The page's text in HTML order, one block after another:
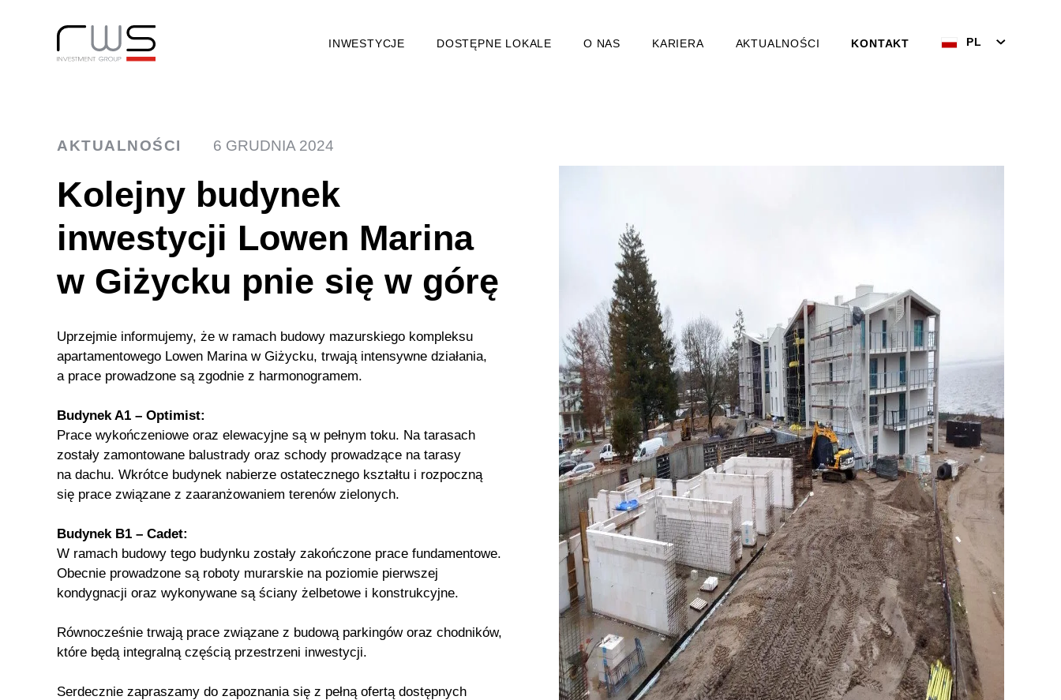
INWESTYCJE DOSTĘPNE LOKALE O NAS KARIERA AKTUALNOŚCI KONTAKT PL
AKTUALNOŚCI 6 GRUDNIA 2024
Kolejny budynek
inwestycji Lowen Marina
w Giżycku pnie się w górę
Uprzejmie informujemy, że w ramach budowy mazurskiego kompleksu
apartamentowego Lowen Marina w Giżycku, trwają intensywne działania,
a prace prowadzone są zgodnie z harmonogramem.
Budynek A1 – Optimist:
Prace wykończeniowe oraz elewacyjne są w pełnym toku. Na tarasach
zostały zamontowane balustrady oraz schody prowadzące na tarasy
na dachu. Wkrótce budynek nabierze ostatecznego kształtu i rozpoczną
się prace związane z zaaranżowaniem terenów zielonych.
Budynek B1 – Cadet:
W ramach budowy tego budynku zostały zakończone prace fundamentowe.
Obecnie prowadzone są roboty murarskie na poziomie pierwszej
kondygnacji oraz wykonywane są ściany żelbetowe i konstrukcyjne.
Równocześnie trwają prace związane z budową parkingów oraz chodników,
które będą integralną częścią przestrzeni inwestycji.
Serdecznie zapraszamy do zapoznania się z pełną ofertą dostępnych